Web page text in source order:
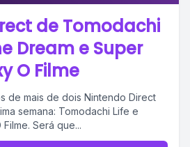
de Tomodachi
Dream e Super
O Filme
de mais de dois Nintendo Direct
semana: Tomodachi Life e
Será que...